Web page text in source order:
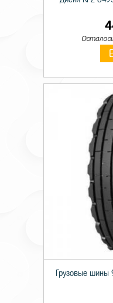
Грузовые